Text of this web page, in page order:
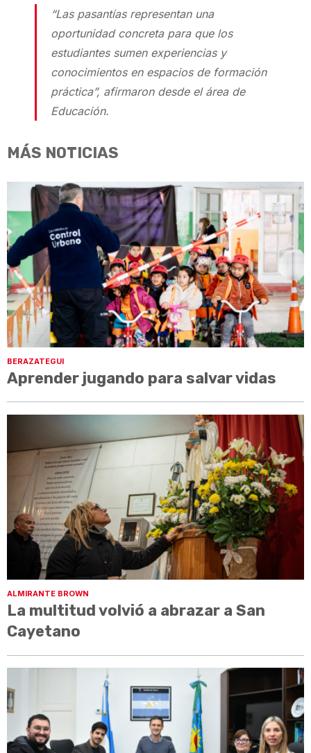
“Las pasantías representan una
oportunidad concreta para que los
estudiantes sumen experiencias y
conocimientos en espacios de formación
práctica”, afirmaron desde el área de
Educación.
MÁS NOTICIAS
BERAZATEGUI
Aprender jugando para salvar vidas
ALMIRANTE BROWN
La multitud volvió a abrazar a San
Cayetano